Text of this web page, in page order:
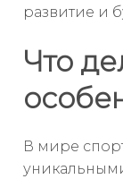
развитие и
Что
В мире